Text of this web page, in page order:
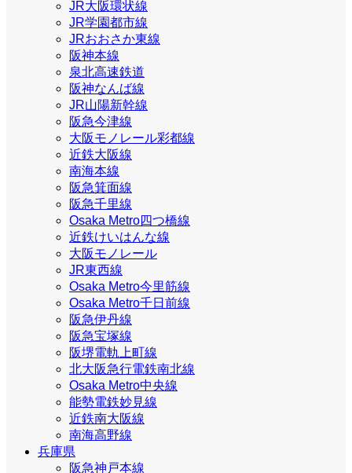
JR大阪環状線
JR学園都市線
JRおおさか東線
阪神本線
泉北高速鉄道
阪神なんば線
JR山陽新幹線
阪急今津線
大阪モノレール彩都線
近鉄大阪線
南海本線
阪急箕面線
阪急千里線
Osaka Metro四つ橋線
近鉄けいはんな線
大阪モノレール
JR東西線
Osaka Metro今里筋線
Osaka Metro千日前線
阪急伊丹線
阪急宝塚線
阪堺電軌上町線
北大阪急行電鉄南北線
Osaka Metro中央線
能勢電鉄妙見線
近鉄南大阪線
南海高野線
兵庫県
阪急神戸本線